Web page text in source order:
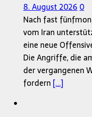
8. August 20260
Nach fast
vom Iran
eine neue
Die Angriffe, die
der vergangenen
fordern [...]